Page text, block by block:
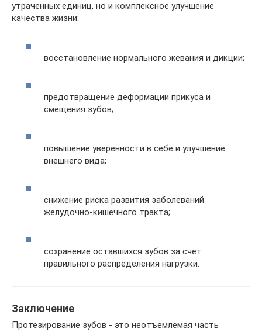
утраченных единиц, но и комплексное улучшение
качества жизни:
восстановление нормального жевания и дикции;
предотвращение деформации прикуса и
смещения зубов;
повышение уверенности в себе и улучшение
внешнего вида;
снижение риска развития заболеваний
желудочно-кишечного тракта;
сохранение оставшихся зубов за счёт
правильного распределения нагрузки.
Заключение
Протезирование зубов - это неотъемлемая часть